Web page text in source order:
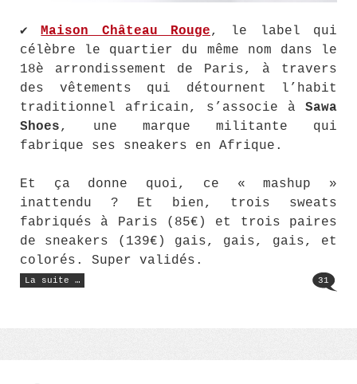
✔️Maison Château Rouge, le label qui
célèbre le quartier du même nom dans le
18è arrondissement de Paris, à travers
des vêtements qui détournent l’habit
traditionnel africain, s’associe à Sawa
Shoes, une marque militante qui
fabrique ses sneakers en Afrique.
Et ça donne quoi, ce « mashup »
inattendu ? Et bien, trois sweats
fabriqués à Paris (85€) et trois paires
de sneakers (139€) gais, gais, gais, et
colorés. Super validés.
La suite …
« Le
Jean-
31